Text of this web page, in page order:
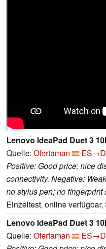
Lenovo IdeaPad Duet 3
Quelle: Ofertaman
Positive: Good price; nice
connectivity. Negative:
no stylus pen; no fingerprint
Einzeltest, online
Lenovo IdeaPad Duet 3
Quelle: Ofertaman